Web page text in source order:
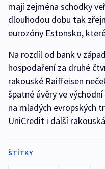
mají zejména schodky
dlouhodou dobu tak
eurozóny Estonsko,
Na rozdíl od bank v
hospodaření za druhé
rakouské Raiffeisen
špatné úvěry ve
na mladých evropských
UniCredit i další
ŠTÍTKY